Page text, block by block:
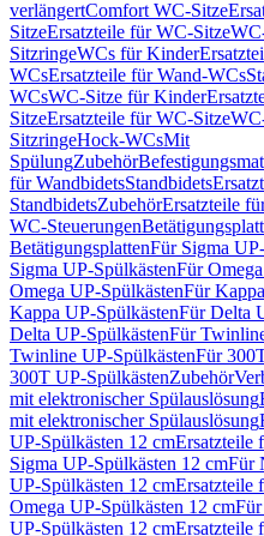
verlängertComfort WC-Sitze
SitzeErsatzteile für WC-Sitze
SitzringeWCs für Kinder
WCsErsatzteile für Wand-WCs
WCsWC-Sitze für Kinder
SitzeErsatzteile für WC-Sitze
SitzringeHock-WCsMit
SpülungZubehör
für WandbidetsStandbidets
StandbidetsZubehörErsatzteile
WC-Steuerungen
BetätigungsplattenFür Sigma
Sigma UP-SpülkästenFür
Omega UP-SpülkästenFür
Kappa UP-SpülkästenFür Delta
Delta UP-SpülkästenFür
Twinline UP-SpülkästenFür
300T UP-SpülkästenZubehör
mit elektronischer Spülauslösung
mit elektronischer Spülauslösung
UP-Spülkästen 12 cmErsatzteile
Sigma UP-Spülkästen 12 cmFür
UP-Spülkästen 12 cmErsatzteile
Omega UP-Spülkästen 12 cm
UP-Spülkästen 12 cmErsatzteile